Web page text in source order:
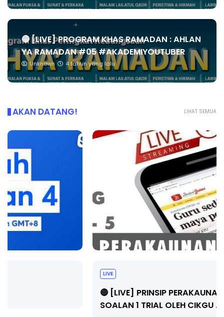
🔴 [LIVE] PROGRAM KHAS RAMADAN : AHLAN
YA RAMADAN #05 #AKADEMIYOUTUBER
Unknown 4 tahun yang lalu
LIHAT SEMUA
AKAN DATANG!
🔴 [LIVE] PRINSIP PERAKAUNAN, BEDAH TUNTAS
SOALAN 1 TRIAL OLEH CIKGU ...